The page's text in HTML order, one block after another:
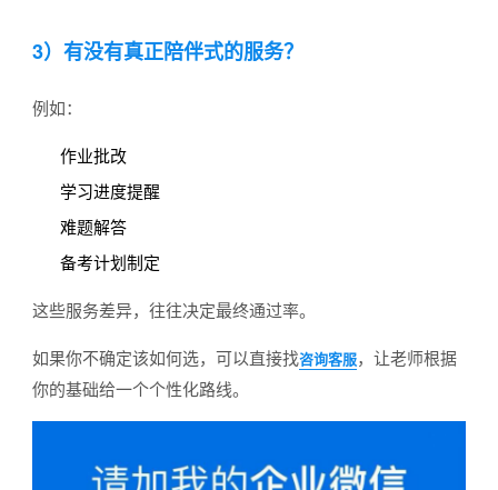
3）有没有真正陪伴式的服务？
例如：
作业批改
学习进度提醒
难题解答
备考计划制定
这些服务差异，往往决定最终通过率。
如果你不确定该如何选，可以直接找咨询客服，让老师根据
你的基础给一个个性化路线。